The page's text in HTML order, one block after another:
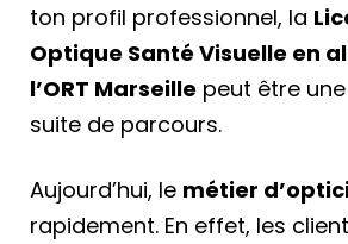
ton profil professionnel, la
Optique Santé Visuelle en
l’ORT Marseille peut être
suite de parcours.
Aujourd’hui, le métier
rapidement. En effet, les